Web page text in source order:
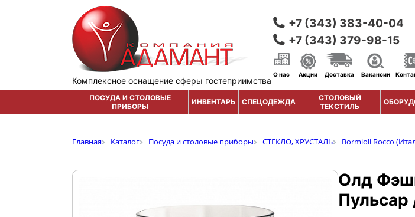
Комплексное оснащение сферы гостеприимства
+7 (343) 383-40-04
+7 (343) 379-98-15
О нас Акции Доставка Вакансии
ПОСУДА И СТОЛОВЫЕ
ПРИБОРЫ
ИНВЕНТАРЬ СПЕЦОДЕЖДА
СТОЛОВЫЙ
ТЕКСТИЛЬ
Главная Каталог Посуда и столовые приборы СТЕКЛО, ХРУСТАЛЬ Bormioli Rocco
Олд
Пульсар